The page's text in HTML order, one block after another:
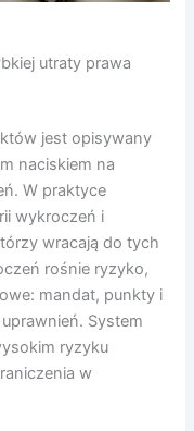
utraty prawa
jest opisywany
naciskiem na
W praktyce
wykroczeń i
wracają do tych
rośnie ryzyko,
mandat, punkty i
System
ryzyku
w